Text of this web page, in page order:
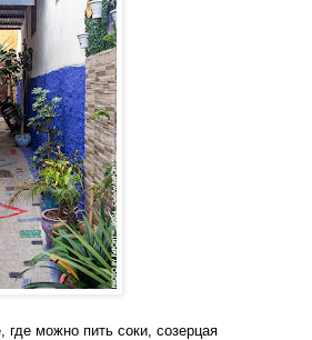
где можно пить соки, созерцая